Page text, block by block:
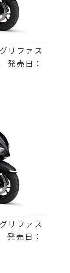
リファス
発売日：
リファス
発売日：